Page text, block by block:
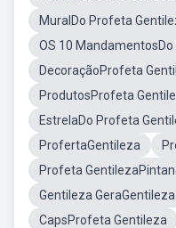
MuralDo Profeta
OS 10
DecoraçãoProfeta
ProdutosProfeta
EstrelaDo Profeta
ProfertaGentileza
Profeta
Gentileza
CapsProfeta Gentileza